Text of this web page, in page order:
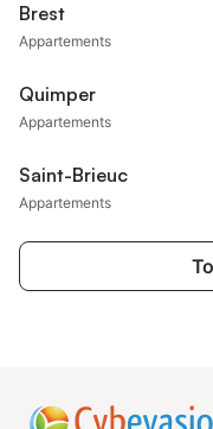
Brest
Appartements
Quimper
Appartements
Saint-Brieuc
Appartements